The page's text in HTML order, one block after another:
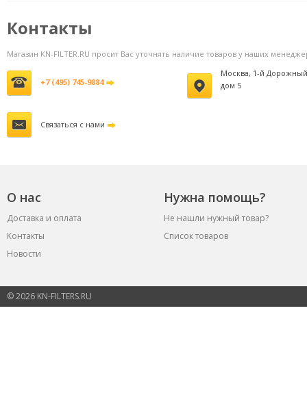
Контакты
Магазин KN-FILTER.RU просит Вас уточнять наличие товаров у наших
+7 (495) 745-9884
Москва, 1-й
дом 5
Связаться с нами
О нас Нужна помощь?
Доставка и оплата
Не нашли нужный товар?
Контакты
Список товаров
Новости
© 2026 KN-FILTERS.RU